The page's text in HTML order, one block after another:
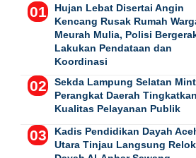
Hujan Lebat Disertai Angin
Kencang Rusak Rumah
Meurah Mulia, Polisi
Lakukan Pendataan dan
Koordinasi
Sekda Lampung Selatan
Perangkat Daerah Tingkatkan
Kualitas Pelayanan Publik
Kadis Pendidikan Dayah
Utara Tinjau Langsung